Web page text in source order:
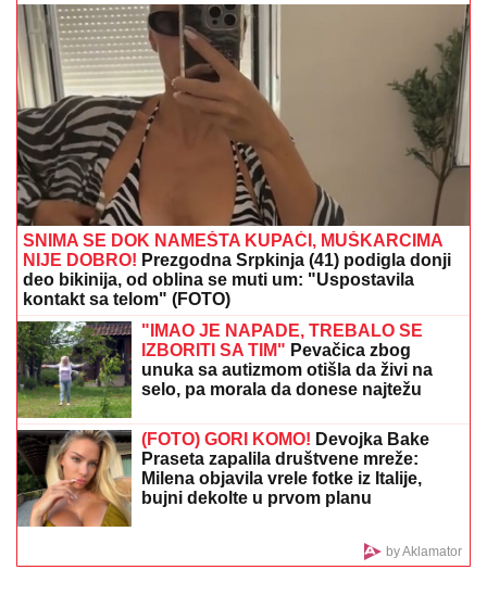
BIZNIS ZA KOJI SE MALO ZNA
rijalitija i voditeljstva novac mu kaplje i
od ovog posla: "Ljudi mi dolaze
svakodnevno"
(FOTO) DARKO LAZIĆ I KATARINA
UŽIVAJU U DVORCU
Supruga pevača
pokazala u kakvom luksuzu se
baškare, a ispred ogroman bazen
"IMALI SMO RASPRAVU"Terza progovorio o susretu
sa Milicom u Crnoj Gori: "Zamera mi što nisam ostao
uz njih, ne treba da budemo Kulići" (VIDEO)
Srpkinja doživela pakao na letovanju!
sve" - Hitno se oglasila: "Lično ću
uručiti nagradu ako ga nađete"